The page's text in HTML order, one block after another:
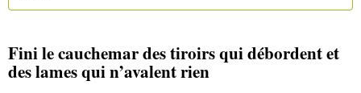
Fini le cauchemar des tiroirs qui débordent et
des lames qui n’avalent rien